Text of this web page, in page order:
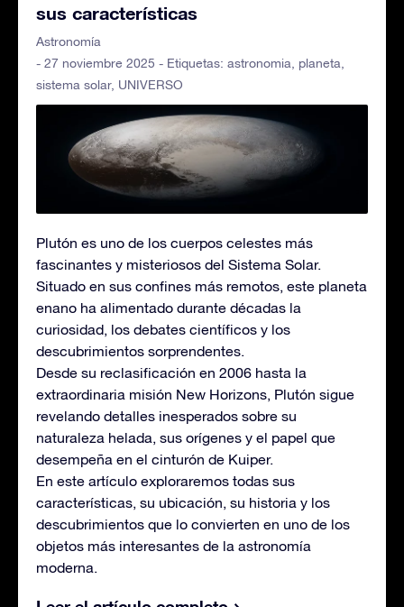
sus características
Astronomía
- 27 noviembre 2025 - Etiquetas: astronomia planeta
sistema solar, UNIVERSO
Plutón es uno de los cuerpos celestes más
fascinantes y misteriosos del Sistema Solar.
Situado en sus confines más remotos, este planeta
enano ha alimentado durante décadas la
curiosidad, los debates científicos y los
descubrimientos sorprendentes.
Desde su reclasificación en 2006 hasta la
extraordinaria misión New Horizons, Plutón sigue
revelando detalles inesperados sobre su
naturaleza helada, sus orígenes y el papel que
desempeña en el cinturón de Kuiper.
En este artículo exploraremos todas sus
características, su ubicación, su historia y los
descubrimientos que lo convierten en uno de los
objetos más interesantes de la astronomía
moderna.